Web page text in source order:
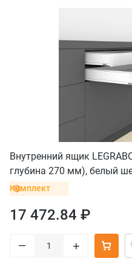
Внутренний ящик
глубина 270 мм), белый
Комплект
17 472.84 ₽
– +